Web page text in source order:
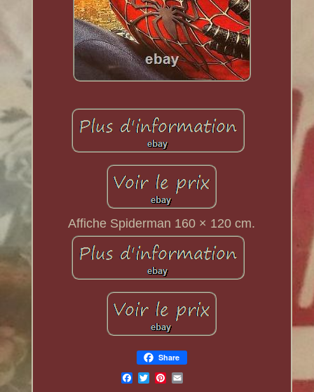
Affiche Spiderman 160 × 120 cm.
Share